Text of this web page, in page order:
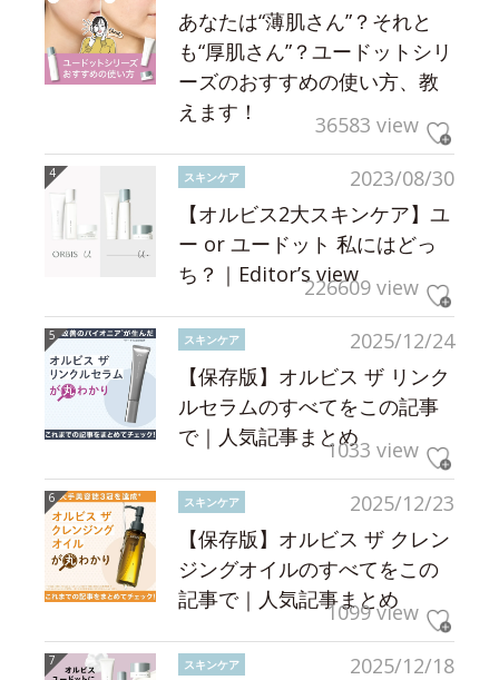
あなたは“薄肌さん”？それと
も“厚肌さん”？ユードットシリ
ーズのおすすめの使い方、教
えます！
36583 view
2023/08/30
スキンケア
【オルビス2大スキンケア】ユ
ー or ユードット 私にはどっ
ち？｜Editor’s view226609 view
2025/12/24
スキンケア
【保存版】オルビス ザ リンク
ルセラムのすべてをこの記事
で｜人気記事まとめ1033 view
2025/12/23
スキンケア
【保存版】オルビス ザ クレン
ジングオイルのすべてをこの
記事で｜人気記事まとめ
1099 view
2025/12/18
スキンケア